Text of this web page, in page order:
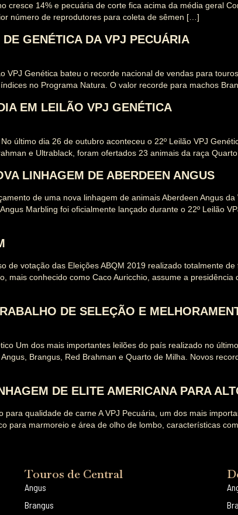
cresce 14% e pecuária de corte fica acima da média geral
número de reprodutores para coleta de sêmen […]
GENÉTICA DA VPJ PECUÁRIA
Genética bateu o recorde nacional de vendas para
no Programa Natura. O valor recorde para machos
EM LEILÃO VPJ GENÉTICA
último dia 26 de outubro aconteceu o 22º Leilão VPJ
e Ultrablack, foram ofertados 23 animais da raça
LINHAGEM DE ABERDEEN ANGUS
de uma nova linhagem de animais Aberdeen Angus da
Marbling foi oficialmente lançado durante o 22º Leilão
votação das Eleições ABQM 2019 realizado totalmente
mais conhecido como Caco Auricchio, assume a presidência
DE SELEÇÃO E
Um dos mais importantes leilões do país realizado no
Brangus, Red Brahman e Quarto de Milha. Novos
DE ELITE AMERICANA PARA
qualidade de carne A VPJ Pecuária, um dos mais
para marmoreio e área de olho de lombo, características
Touros de Central
Angus
Brangus